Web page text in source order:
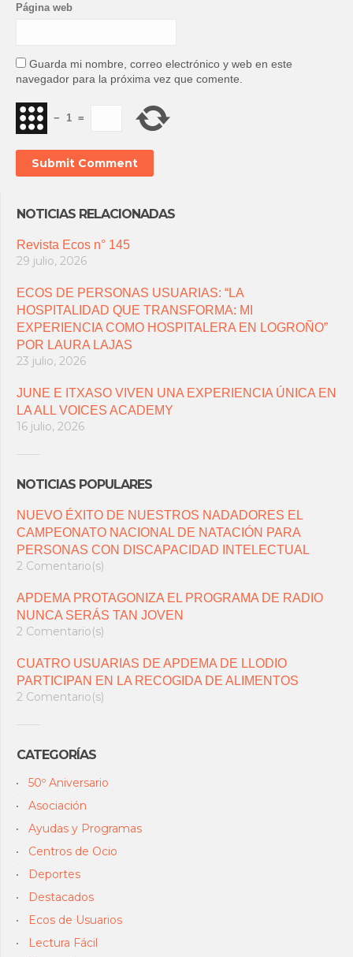
Página web
Guarda mi nombre, correo electrónico y web en este
navegador para la próxima vez que comente.
− 1 =
NOTICIAS RELACIONADAS
Revista Ecos n° 145
29 julio, 2026
ECOS DE PERSONAS USUARIAS: “LA
HOSPITALIDAD QUE TRANSFORMA: MI
EXPERIENCIA COMO HOSPITALERA EN LOGROÑO”
POR LAURA LAJAS
23 julio, 2026
JUNE E ITXASO VIVEN UNA EXPERIENCIA ÚNICA EN
LA ALL VOICES ACADEMY
16 julio, 2026
NOTICIAS POPULARES
NUEVO ÉXITO DE NUESTROS NADADORES EL
CAMPEONATO NACIONAL DE NATACIÓN PARA
PERSONAS CON DISCAPACIDAD INTELECTUAL
2 Comentario(s)
APDEMA PROTAGONIZA EL PROGRAMA DE RADIO
NUNCA SERÁS TAN JOVEN
2 Comentario(s)
CUATRO USUARIAS DE APDEMA DE LLODIO
PARTICIPAN EN LA RECOGIDA DE ALIMENTOS
2 Comentario(s)
CATEGORÍAS
50º Aniversario
Asociación
Ayudas y Programas
Centros de Ocio
Deportes
Destacados
Ecos de Usuarios
Lectura Fácil